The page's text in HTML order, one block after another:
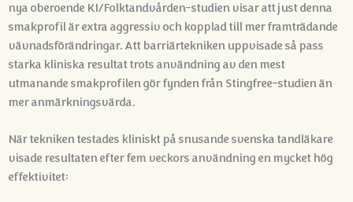
nya oberoende KI/Folktandvården-studien visar att just denna
smakprofil är extra aggressiv och kopplad till mer framträdande
vävnadsförändringar. Att barriärtekniken uppvisade så pass
starka kliniska resultat trots användning av den mest
utmanande smakprofilen gör fynden från Stingfree-studien än
mer anmärkningsvärda.
När tekniken testades kliniskt på snusande svenska tandläkare
visade resultaten efter fem veckors användning en mycket hög
effektivitet: